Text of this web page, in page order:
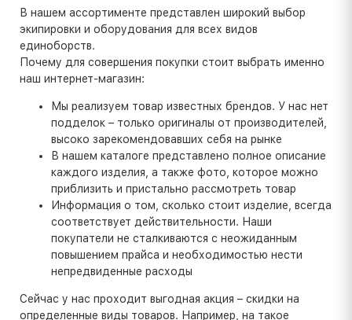
В нашем ассортименте представлен широкий выбор
экипировки и оборудования для всех видов
единоборств.
Почему для совершения покупки стоит выбрать именно
наш интернет-магазин:
Мы реализуем товар известных брендов. У нас нет
подделок – только оригиналы от производителей,
высоко зарекомендовавших себя на рынке
В нашем каталоге представлено полное описание
каждого изделия, а также фото, которое можно
приблизить и пристально рассмотреть товар
Информация о том, сколько стоит изделие, всегда
соответствует действительности. Наши
покупатели не сталкиваются с неожиданным
повышением прайса и необходимостью нести
непредвиденные расходы
Сейчас у нас проходит выгодная акция – скидки на
определенные виды товаров. Например, на такое